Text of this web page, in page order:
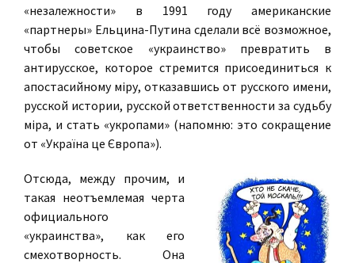
«незалежности» в 1991 году американские
«партнеры» Ельцина-Путина сделали всё возможное,
чтобы советское «украинство» превратить в
антирусское, которое стремится присоединиться к
апостасийному мiру, отказавшись от русского имени,
русской истории, русской ответственности за судьбу
мiра, и стать «укропами» (напомню: это сокращение
от «Україна це Європа»).
Отсюда, между прочим, и
такая неотъемлемая черта
официального
«украинства», как его
смехотворность. Она